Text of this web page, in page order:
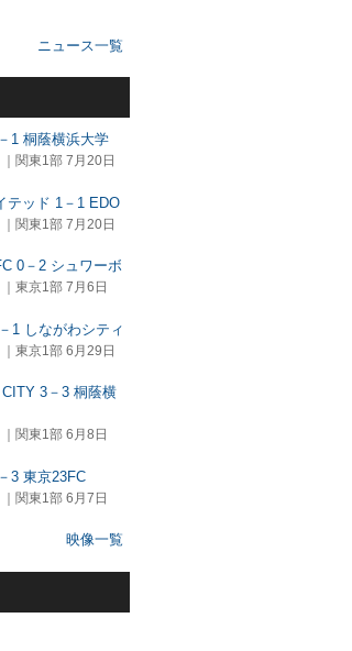
ニュース一覧
1 桐蔭横浜大学
関東1部 7月20日
テッド 1－1 EDO
関東1部 7月20日
0－2 シュワーボ
東京1部 7月6日
1 しながわシティ
東京1部 6月29日
3－3 桐蔭横
関東1部 6月8日
3 東京23FC
関東1部 6月7日
映像一覧